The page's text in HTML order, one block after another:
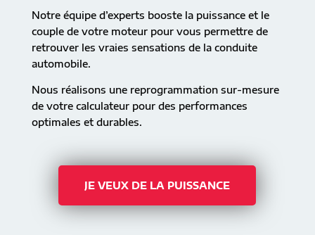
Notre équipe d’experts booste la puissance et le
couple de votre moteur pour vous permettre de
retrouver les vraies sensations de la conduite
automobile.
Nous réalisons une reprogrammation sur-mesure
de votre calculateur pour des performances
optimales et durables.
JE VEUX DE LA PUISSANCE